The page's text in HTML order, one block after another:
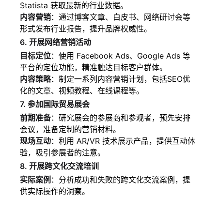
Statista 获取最新的行业数据。
内容营销：通过博客文章、白皮书、网络研讨会等
形式发布行业报告，提升品牌权威性。
6. 开展网络营销活动
目标定位：使用 Facebook Ads、Google Ads 等
平台的定位功能，精准触达目标客户群体。
内容策略：制定一系列内容营销计划，包括SEO优
化的文章、视频教程、在线课程等。
7. 参加国际贸易展会
前期准备：研究展会的参展商和参观者，预先安排
会议，准备定制的营销材料。
现场互动：利用 AR/VR 技术展示产品，提供互动体
验，吸引参展者的注意。
8. 开展跨文化交流培训
实际案例 ：分析成功和失败的跨文化交流案例，提
供实际操作的洞察。